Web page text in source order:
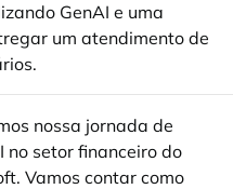
GenAI e uma
um atendimento de
nossa jornada de
no setor financeiro do
Vamos contar como